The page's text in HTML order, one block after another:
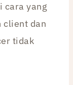
cara yang
client dan
tidak